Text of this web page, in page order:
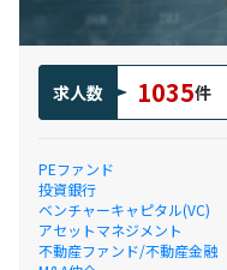
求人数 1035件
PEファンド
投資銀行
ベンチャーキャピタル(VC)
アセットマネジメント
不動産ファンド/不動産金融